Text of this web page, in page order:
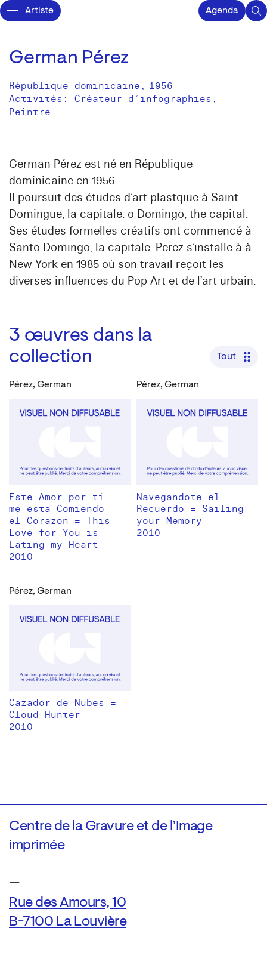
Artiste Agenda
German Pérez
République dominicaine , 1956
Activités: Créateur d’infographies
Peintre
German Pérez est né en République
dominicaine en 1956.
Il poursuit des études d’art plastqiue à Saint
Domingue, la capitale. o Domingo, the capital.
Ses études formelles créatifs ont commencé à
Santo Domingo, la capitale. Perez s’installe à à
New York en 1985 où son travail reçoit les
diverses influences du Pop Art et de l’art urbain.
3 œuvres dans la
collection
Tout
Pérez, German
Este Amor por ti
me esta Comiendo
el Corazon = This
Love for You is
Eating my Heart
2010
Pérez, German
Navegandote el
Recuerdo = Sailing
your Memory
2010
Pérez, German
Cazador de Nubes =
Cloud Hunter
2010
Centre de la Gravure et de l’Image
imprimée
—
Rue des Amours, 10
B-7100 La Louvière